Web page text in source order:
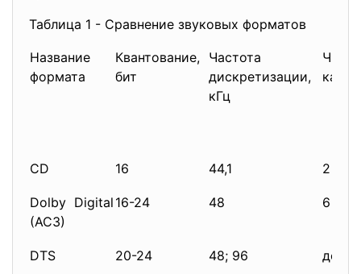
Таблица 1 - Сравнение звуковых форматов
Название
формата
Квантование,
бит
Частота
дискретизации,
кГц
Число
CD 16 44,1 2
Dolby Digital
(AC3)
16-24 48 6
DTS 20-24 48; 96 до 8